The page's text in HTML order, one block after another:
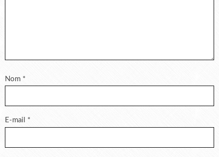
Nom *
E-mail *